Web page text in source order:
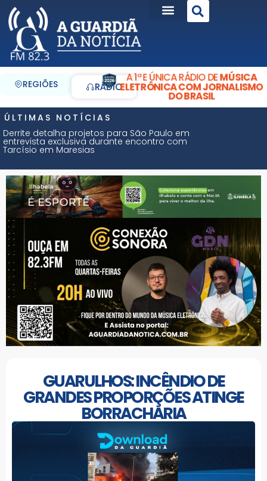
REGIÕES RÁDIO
A 1ª E ÚNICA RÁDIO DEMÚSICA
ELETRÔNICA COM JORNALISMO
DO BRASIL
ÚLTIMAS NOTÍCIAS
Derrite detalha projetos para São Paulo em
entrevista exclusiva durante encontro com
Tarcísio em Maresias
GUARULHOS: INCÊNDIO DE
GRANDES PROPORÇÕES ATINGE
BORRACHARIA